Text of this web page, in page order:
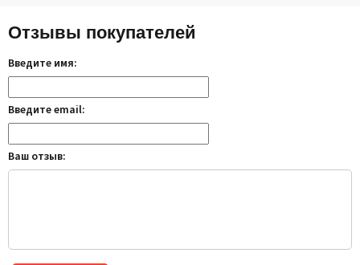
Отзывы покупателей
Введите имя:
Введите email:
Ваш отзыв: